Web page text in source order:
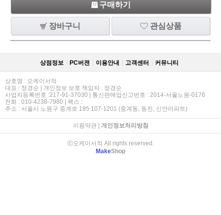
구매하기
장바구니 관심상품
상점정보 PC버젼 이용안내 고객센터 커뮤니티
상호명 : 오케이서적
대표 : 정경순 | 개인정보 보호 책임자 : 정경순
사업자등록번호 :217-91-37030 | 통신판매업신고번호 : 2014-서울노원-0176
전화 : 010-4238-7980 | 팩스 :
주소 : 서울시 노원구 중계로 195 107-1201 (중계동, 동진, 신안아파트)
이용약관| 개인정보처리방침
ⓒ오케이서적 All rights reserved.
MakeShop